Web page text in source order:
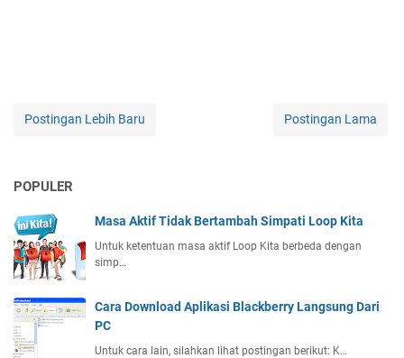
Postingan Lebih Baru Postingan Lama
POPULER
Masa Aktif Tidak Bertambah Simpati Loop Kita
Untuk ketentuan masa aktif Loop Kita berbeda dengan
simp…
Cara Download Aplikasi Blackberry Langsung Dari
PC
Untuk cara lain, silahkan lihat postingan berikut: K…